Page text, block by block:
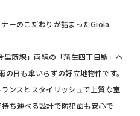
ーのこだわりが詰まったGioia
筋線」両線の「蒲生四丁目駅」へ
日も傘いらずの好立地物件です。
ンスとスタイリッシュで上質な室
ち運べる設計で防犯面も安心で